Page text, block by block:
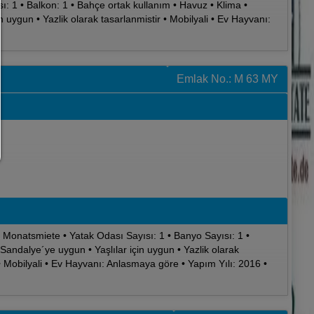
1 • Balkon: 1 • Bahçe ortak kullanım • Havuz • Klima •
uygun • Yazlik olarak tasarlanmistir • Mobilyali • Ev Hayvanı:
Emlak No.: M 63 MY
• Yatak Odası Sayısı: 1 • Banyo Sayısı: 1 •
uygun • Yaşlılar için uygun • Yazlik olarak
• Ev Hayvanı: Anlasmaya göre • Yapım Yılı: 2016 •
Çerez ayarınızı istediğiniz zaman buradan